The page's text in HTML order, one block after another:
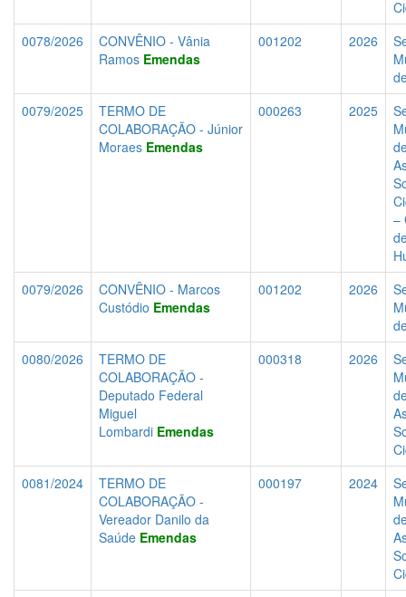
0078/2026
CONVÊNIO - Vânia
Ramos Emendas
001202 2026
0079/2025
TERMO DE
COLABORAÇÃO - Júnior
Moraes Emendas
000263 2025
–
0079/2026
CONVÊNIO - Marcos
Custódio Emendas
001202 2026
0080/2026
TERMO DE
COLABORAÇÃO -
Deputado Federal
Miguel
Lombardi Emendas
000318 2026
0081/2024
TERMO DE
COLABORAÇÃO -
Vereador Danilo da
Saúde Emendas
000197 2024